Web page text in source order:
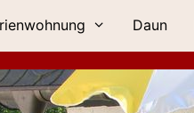
Daun